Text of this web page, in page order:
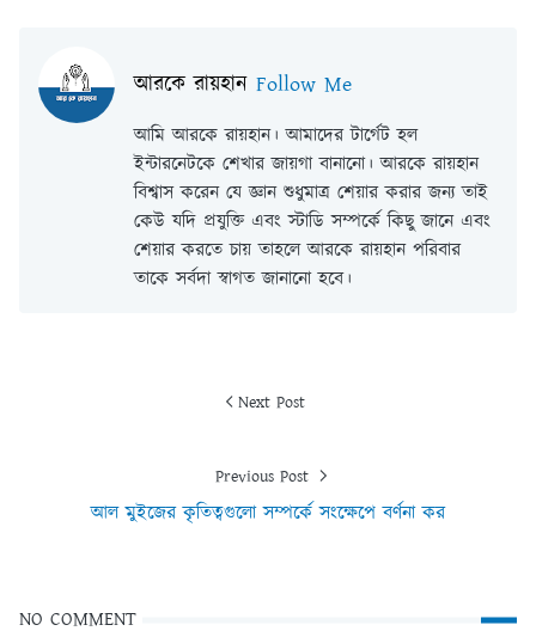
আরকে রায়হান Follow Me
আমি আরকে রায়হান। আমাদের টার্গেট হল
ইন্টারনেটকে শেখার জায়গা বানানো। আরকে রায়হান
বিশ্বাস করেন যে জ্ঞান শুধুমাত্র শেয়ার করার জন্য তাই
কেউ যদি প্রযুক্তি এবং স্টাডি সম্পর্কে কিছু জানে এবং
শেয়ার করতে চায় তাহলে আরকে রায়হান পরিবার
তাকে সর্বদা স্বাগত জানানো হবে।
Next Post
Previous Post
আল মুইজের কৃতিত্বগুলো সম্পর্কে সংক্ষেপে বর্ণনা কর
NO COMMENT